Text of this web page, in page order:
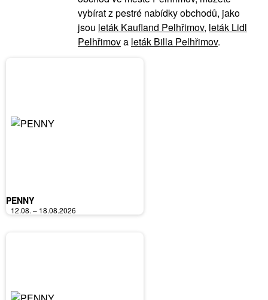
vybírat z pestré nabídky obchodů, jako
jsou leták Kaufland Pelhřimov, leták Lidl
Pelhřimova leták Billa Pelhřimov.
PENNY
12.08. – 18.08.2026